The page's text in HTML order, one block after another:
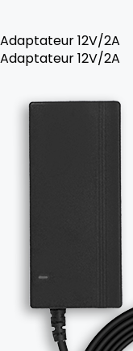
Adaptateur 12V/2A
Adaptateur 12V/2A